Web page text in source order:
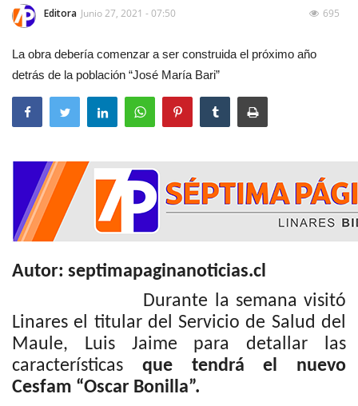
Editora Junio 27, 2021 - 07:50 695
La obra debería comenzar a ser construida el próximo año
detrás de la población “José María Bari”
Autor: septimapaginanoticias.cl
Durante la semana visitó
Linares el titular del Servicio de Salud del
Maule, Luis Jaime para detallar las
características que tendrá el nuevo
Cesfam “Oscar Bonilla”.